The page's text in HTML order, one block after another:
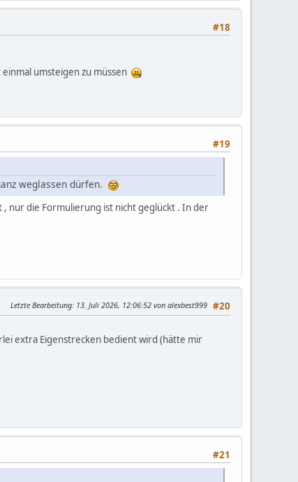
#18
einmal umsteigen zu müssen
#19
weglassen dürfen.
, nur die Formulierung ist nicht geglückt . In der
#20
Letzte Bearbeitung: 13. Juli 2026, 12:06:52 von alexbest999
extra Eigenstrecken bedient wird (hätte mir
#21